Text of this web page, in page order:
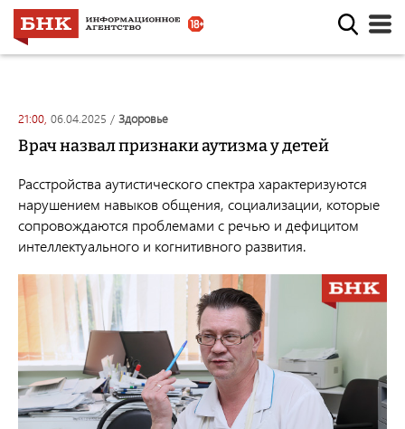
21:00, 06.04.2025 / здоровье
Врач назвал признаки аутизма у детей
Расстройства аутистического спектра характеризуются
нарушением навыков общения, социализации, которые
сопровождаются проблемами с речью и дефицитом
интеллектуального и когнитивного развития.